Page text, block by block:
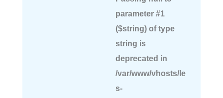
parameter #1
($string) of type
string is
deprecated in
/var/www/vhosts/le
s-